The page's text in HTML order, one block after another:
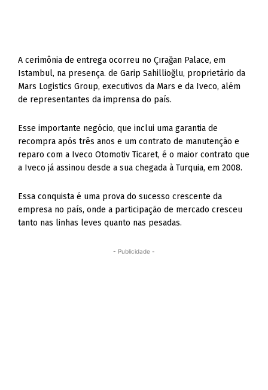
A cerimônia de entrega ocorreu no Çırağan Palace, em
Istambul, na presença. de Garip Sahillioğlu, proprietário da
Mars Logistics Group, executivos da Mars e da Iveco, além
de representantes da imprensa do país.
Esse importante negócio, que inclui uma garantia de
recompra após três anos e um contrato de manutenção e
reparo com a Iveco Otomotiv Ticaret, é o maior contrato que
a Iveco já assinou desde a sua chegada à Turquia, em 2008.
Essa conquista é uma prova do sucesso crescente da
empresa no país, onde a participação de mercado cresceu
tanto nas linhas leves quanto nas pesadas.
- Publicidade -